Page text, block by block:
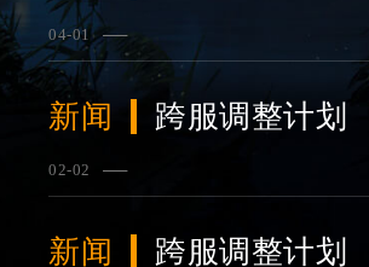
04-01
查看详情
新闻 跨服调整计划
02-02
查看详情
新闻 跨服调整计划